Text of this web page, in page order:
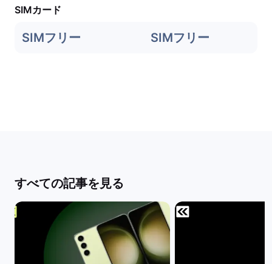
SIMカード
SIMフリー SIMフリー
すべての記事を見る